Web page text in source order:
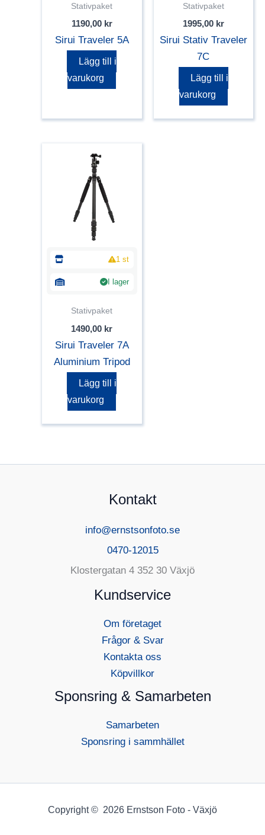
Stativpaket
1190,00 kr
Sirui Traveler 5A
Lägg till i
varukorg
Stativpaket
1995,00 kr
Sirui Stativ Traveler
7C
Lägg till i
varukorg
1 st
I lager
Stativpaket
1490,00 kr
Sirui Traveler 7A
Aluminium Tripod
Lägg till i
varukorg
Kontakt
info@ernstsonfoto.se
0470-12015
Klostergatan 4 352 30 Växjö
Kundservice
Om företaget
Frågor & Svar
Kontakta oss
Köpvillkor
Sponsring & Samarbeten
Samarbeten
Sponsring i sammhället
Copyright © 2026 Ernstson Foto - Växjö